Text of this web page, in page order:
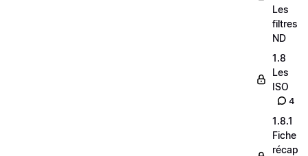
Les
filtres
ND
1.8
Les
ISO
4
1.8.1
Fiche
récap